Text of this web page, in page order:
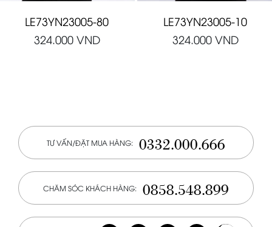
LE73YN23005-80
324.000VND
LE73YN23005-10
324.000VND
TƯ VẤN/ĐẶT MUA HÀNG: 0332.000.666
CHĂM SÓC KHÁCH HÀNG: 0858.548.899